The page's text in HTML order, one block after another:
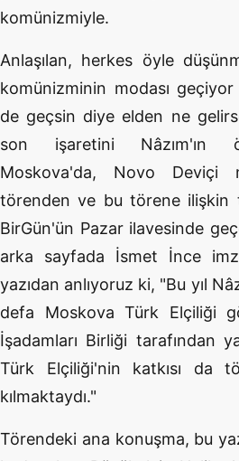
komünizmiyle.
Anlaşılan, herkes öyle
komünizminin modası geçiyor
de geçsin diye elden ne
son işaretini Nâzım'ın
Moskova'da, Novo Deviçi
törenden ve bu törene ilişkin
BirGün'ün Pazar ilavesinde
arka sayfada İsmet İnce
yazıdan anlıyoruz ki, "Bu yıl
defa Moskova Türk Elçiliği
İşadamları Birliği tarafından
Türk Elçiliği'nin katkısı da
kılmaktaydı."
Törendeki ana konuşma, bu